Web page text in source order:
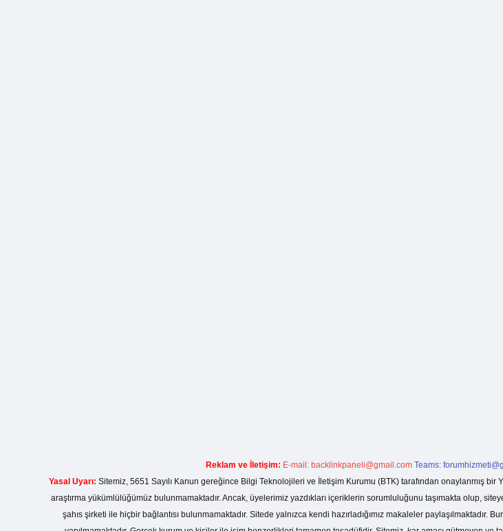
Reklam ve İletişim: E-mail: backlinkpaneli@gmail.com Teams:
Yasal Uyarı: Sitemiz, 5651 Sayılı Kanun gereğince Bilgi Teknolojileri ve İletişim Kurumu (BTK) tarafından onaylanmış
araştırma yükümlülüğümüz bulunmamaktadır. Ancak, üyelerimiz yazdıkları içeriklerin sorumluluğunu taşımakta olup,
şahıs şirketi ile hiçbir bağlantısı bulunmamaktadır. Sitede yalnızca kendi hazırladığımız makaleler